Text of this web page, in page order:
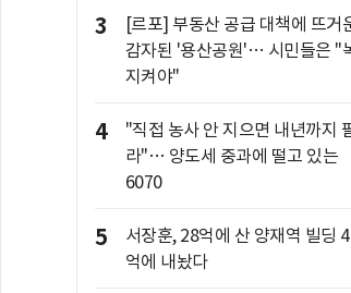
3
[르포] 부동산 공급 대책에 뜨거
감자된 '용산공원'… 시민들은 "
지켜야"
4
"직접 농사 안 지으면 내년까지
라"… 양도세 중과에 떨고 있는
6070
5
서장훈, 28억에 산 양재역 빌딩
억에 내놨다